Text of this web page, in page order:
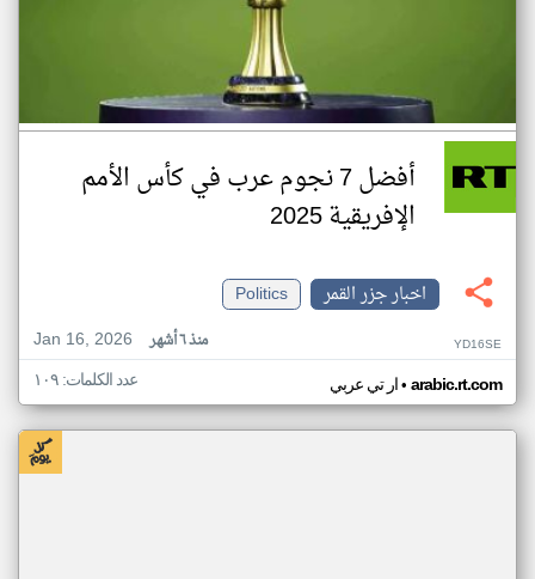
أفضل 7 نجوم عرب في كأس الأمم
الإفريقية 2025
اخبار جزر القمر
Politics
Jan 16, 2026
منذ ٦ أشهر YD16SE
ار تي عربي• arabic.rt.com عدد الكلمات: ١٠٩